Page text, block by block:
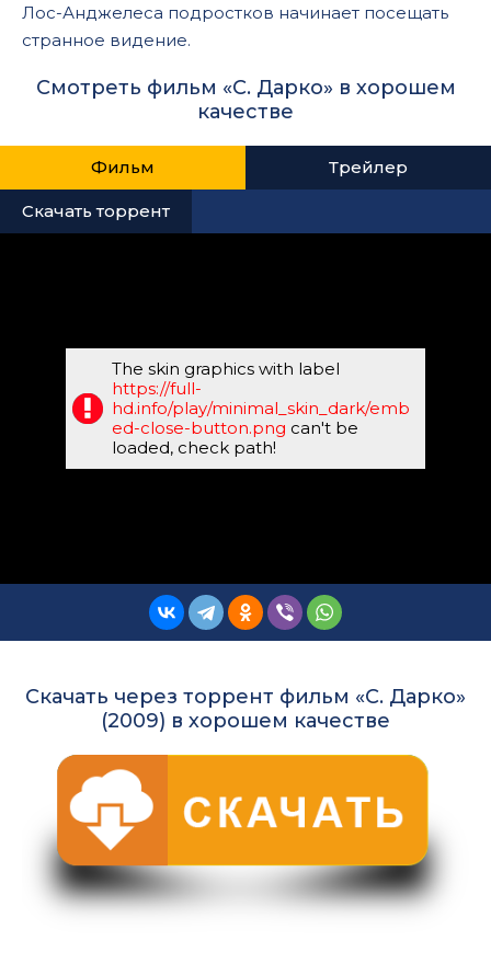
Лос-Анджелеса подростков начинает посещать
странное видение.
Смотреть фильм «С. Дарко» в хорошем
качестве
Фильм Трейлер
Скачать торрент
The skin graphics with label
https://full-
hd.info/play/minimal_skin_dark/emb
ed-close-button.png can't be
loaded, check path!
Скачать через торрент фильм «С. Дарко»
(2009) в хорошем качестве